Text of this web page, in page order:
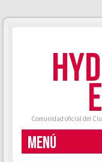
Comunidad oficial del
MENÚ